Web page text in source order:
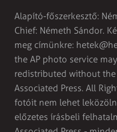
Alapító-főszerkesztő:
Chief: Németh Sándor.
meg címünkre:
the AP photo service
redistributed without
Associated Press. All
fotóit nem lehet
előzetes írásbeli